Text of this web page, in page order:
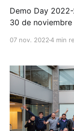
Demo Day 2022-
30 de
mejorar sus
07 nov. 20224 min